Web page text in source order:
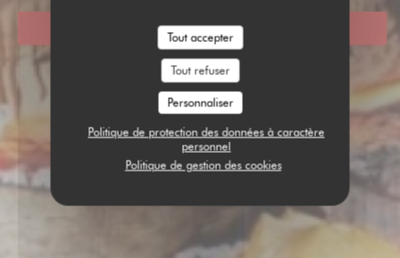
Tout accepter
Tout refuser
Personnaliser
Politique de protection des données à caractère
personnel
Politique de gestion des cookies
RÉSERVER